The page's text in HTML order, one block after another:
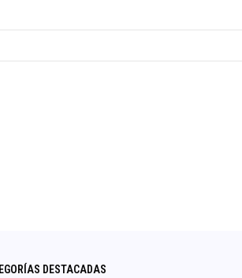
DESTACADAS